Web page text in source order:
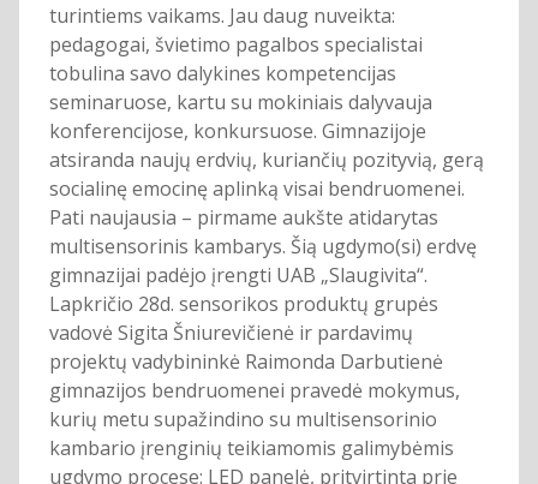
turintiems vaikams. Jau daug nuveikta:
pedagogai, švietimo pagalbos specialistai
tobulina savo dalykines kompetencijas
seminaruose, kartu su mokiniais dalyvauja
konferencijose, konkursuose. Gimnazijoje
atsiranda naujų erdvių, kuriančių pozityvią, gerą
socialinę emocinę aplinką visai bendruomenei.
Pati naujausia – pirmame aukšte atidarytas
multisensorinis kambarys. Šią ugdymo(si) erdvę
gimnazijai padėjo įrengti UAB „Slaugivita“.
Lapkričio 28d. sensorikos produktų grupės
vadovė Sigita Šniurevičienė ir pardavimų
projektų vadybininkė Raimonda Darbutienė
gimnazijos bendruomenei pravedė mokymus,
kurių metu supažindino su multisensorinio
kambario įrenginių teikiamomis galimybėmis
ugdymo procese: LED panelė, pritvirtinta prie